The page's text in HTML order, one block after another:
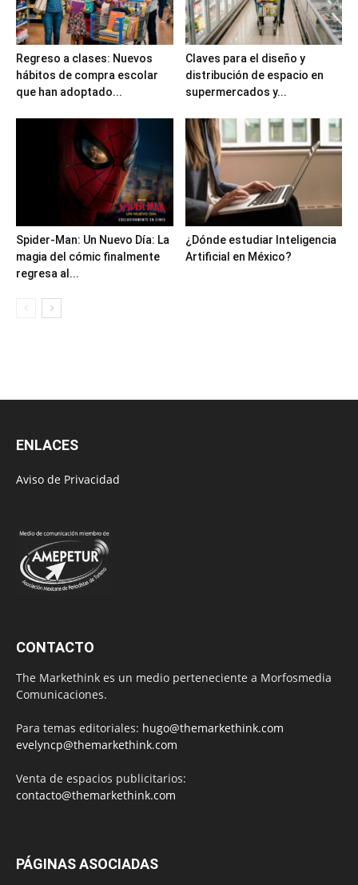
Regreso a clases: Nuevos
hábitos de compra escolar
que han adoptado...
Claves para el diseño y
distribución de espacio en
supermercados y...
Spider-Man: Un Nuevo Día: La
magia del cómic finalmente
regresa al...
¿Dónde estudiar Inteligencia
Artificial en México?
ENLACES
Aviso de Privacidad
CONTACTO
The Markethink es un medio perteneciente a Morfosmedia
Comunicaciones.
Para temas editoriales: hugo@themarkethink.com
evelyncp@themarkethink.com
Venta de espacios publicitarios:
contacto@themarkethink.com
PÁGINAS ASOCIADAS